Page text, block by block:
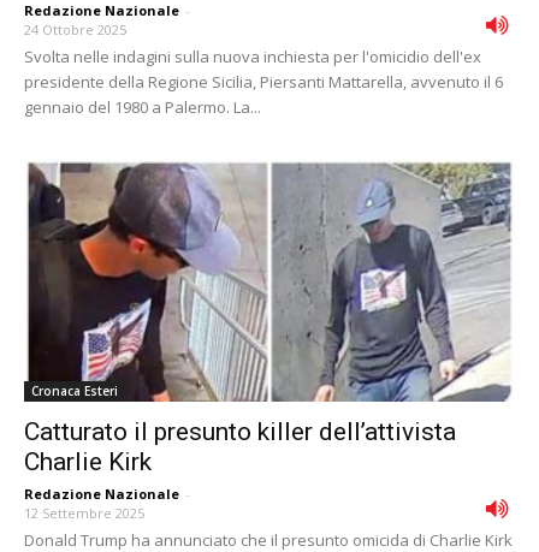
Redazione Nazionale -
24 Ottobre 2025
Svolta nelle indagini sulla nuova inchiesta per l'omicidio dell'ex
presidente della Regione Sicilia, Piersanti Mattarella, avvenuto il 6
gennaio del 1980 a Palermo. La...
Cronaca Esteri
Catturato il presunto killer dell’attivista
Charlie Kirk
Redazione Nazionale -
12 Settembre 2025
Donald Trump ha annunciato che il presunto omicida di Charlie Kirk